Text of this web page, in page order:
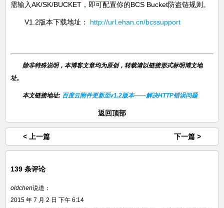
需输入AK/SK/BUCKET，即可配置你的BCS Bucket防盗链规则。
V1.2版本下载地址： http://url.ehan.cn/bcssupport
除非特殊说明，本博客文章均为原创，转载请以链接形式标明博文地
址。
本文链接地址: 百度云附件更新至v1.2版本——解决HTTP错误问题
返回顶部
< 上一篇 下一篇 >
139 条评论
oldchen说道：
2015 年 7 月 2 日 下午 6:14